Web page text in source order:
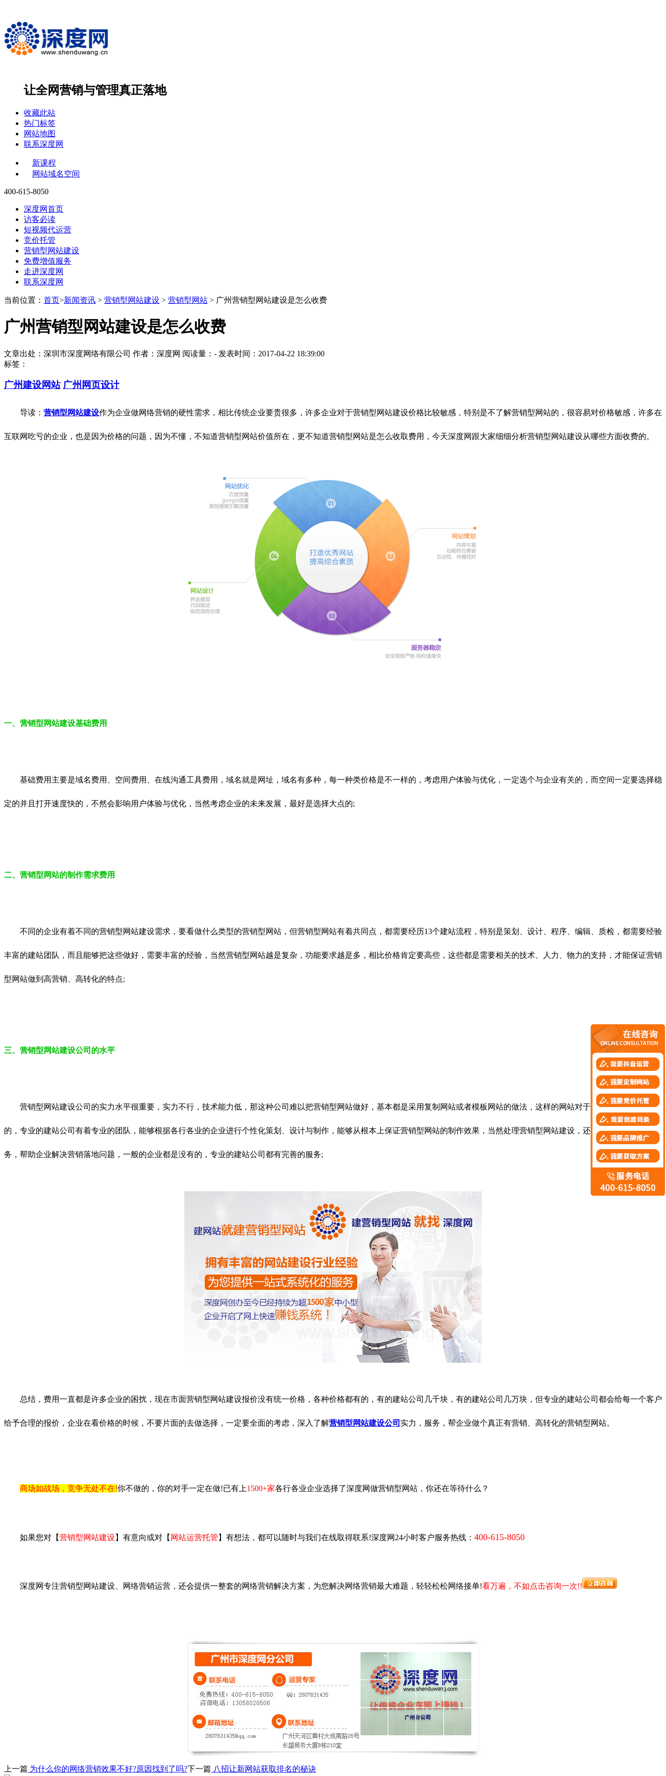
让全网营销与管理真正落地
收藏此站
热门标签
网站地图
联系深度网
新课程
网站域名空间
400-615-8050
深度网首页
访客必读
短视频代运营
竞价托管
营销型网站建设
免费增值服务
走进深度网
联系深度网
当前位置： 首页>新闻资讯 > 营销型网站建设 > 营销型网站 > 广州营销型网站建设是怎么收费
广州营销型网站建设是怎么收费
文章出处：深圳市深度网络有限公司 作者：深度网 阅读量： - 发表时间：2017-04-22 18:39:00
标签：
广州建设网站 广州网页设计
导读： 营销型网站建设作为企业做网络营销的硬性需求，相比传统企业要贵很多，许多企业对于营销型网站建设价格比较敏感，特别是不了解营销型网站的，很容易对价格敏感，许多在
互联网吃亏的企业，也是因为价格的问题，因为不懂，不知道营销型网站价值所在，更不知道营销型网站是怎么收取费用，今天深度网跟大家细细分析营销型网站建设从哪些方面收费的。
一、营销型网站建设基础费用
基础费用主要是域名费用、空间费用、在线沟通工具费用，域名就是网址，域名有多种，每一种类价格是不一样的，考虑用户体验与优化，一定选个与企业有关的，而空间一定要选择稳
定的并且打开速度快的，不然会影响用户体验与优化，当然考虑企业的未来发展，最好是选择大点的;
二、营销型网站的制作需求费用
不同的企业有着不同的营销型网站建设需求，要看做什么类型的营销型网站，但营销型网站有着共同点，都需要经历13个建站流程，特别是策划、设计、程序、编辑、质检，都需要经验
丰富的建站团队，而且能够把这些做好，需要丰富的经验，当然营销型网站越是复杂，功能要求越是多，相比价格肯定要高些，这些都是需要相关的技术、人力、物力的支持，才能保证营销
型网站做到高营销、高转化的特点;
三、营销型网站建设公司的水平
营销型网站建设公司的实力水平很重要，实力不行，技术能力低，那这种公司难以把营销型网站做好，基本都是采用复制网站或者模板网站的做法，这样的网站对于企业来说是没有价值
的，专业的建站公司有着专业的团队，能够根据各行各业的企业进行个性化策划、设计与制作，能够从根本上保证营销型网站的制作效果，当然处理营销型网站建设，还有增值服务与售后服
务，帮助企业解决营销落地问题，一般的企业都是没有的，专业的建站公司都有完善的服务;
总结，费用一直都是许多企业的困扰，现在市面营销型网站建设报价没有统一价格，各种价格都有的，有的建站公司几千块，有的建站公司几万块，但专业的建站公司都会给每一个客户
给予合理的报价，企业在看价格的时候，不要片面的去做选择，一定要全面的考虑，深入了解营销型网站建设公司 实力，服务，帮企业做个真正有营销、高转化的营销型网站。
商场如战场，竞争无处不在!你不做的，你的对手一定在做!已有上1500+家各行各业企业选择了深度网做营销型网站，你还在等待什么？
如果您对【营销型网站建设】有意向或对【 网站运营托管 】有想法，都可以随时与我们在线取得联系!深度网24小时客户服务热线： 400-615-8050
深度网专注营销型网站建设、网络营销运营，还会提供一整套的网络营销解决方案，为您解决网络营销最大难题，轻轻松松网络接单!看万遍，不如点击咨询一次!!
上一篇 为什么你的网络营销效果不好?原因找到了吗?下一篇 八招让新网站获取排名的秘诀